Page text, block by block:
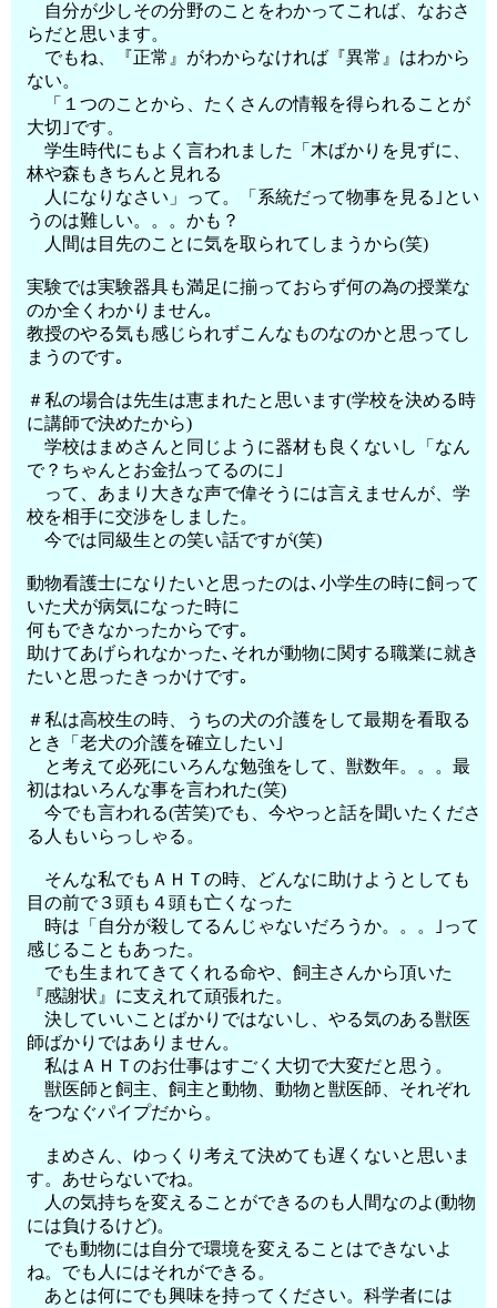
自分が少しその分野のことをわかってこれば、なおさ
らだと思います。
でもね、『正常』がわからなければ『異常』はわから
ない。
「１つのことから、たくさんの情報を得られることが
大切｣です。
学生時代にもよく言われました「木ばかりを見ずに、
林や森もきちんと見れる
人になりなさい」って。「系統だって物事を見る｣とい
うのは難しい。。。かも？
人間は目先のことに気を取られてしまうから(笑)
実験では実験器具も満足に揃っておらず何の為の授業な
のか全くわかりません｡
教授のやる気も感じられずこんなものなのかと思ってし
まうのです｡
＃私の場合は先生は恵まれたと思います(学校を決める時
に講師で決めたから)
学校はまめさんと同じように器材も良くないし「なん
で？ちゃんとお金払ってるのに｣
って、あまり大きな声で偉そうには言えませんが、学
校を相手に交渉をしました。
今では同級生との笑い話ですが(笑)
動物看護士になりたいと思ったのは､小学生の時に飼って
いた犬が病気になった時に
何もできなかったからです｡
助けてあげられなかった､それが動物に関する職業に就き
たいと思ったきっかけです｡
＃私は高校生の時、うちの犬の介護をして最期を看取る
とき「老犬の介護を確立したい｣
と考えて必死にいろんな勉強をして、獣数年。。。最
初はねいろんな事を言われた(笑)
今でも言われる(苦笑)でも、今やっと話を聞いたくださ
る人もいらっしゃる。
そんな私でもＡＨＴの時、どんなに助けようとしても
目の前で３頭も４頭も亡くなった
時は「自分が殺してるんじゃないだろうか。。。｣って
感じることもあった。
でも生まれてきてくれる命や、飼主さんから頂いた
『感謝状』に支えれて頑張れた。
決していいことばかりではないし、やる気のある獣医
師ばかりではありません。
私はＡＨＴのお仕事はすごく大切で大変だと思う。
獣医師と飼主、飼主と動物、動物と獣医師、それぞれ
をつなぐパイプだから。
まめさん、ゆっくり考えて決めても遅くないと思いま
す。あせらないでね。
人の気持ちを変えることができるのも人間なのよ(動物
には負けるけど)。
でも動物には自分で環境を変えることはできないよ
ね。でも人にはそれができる。
あとは何にでも興味を持ってください。科学者には